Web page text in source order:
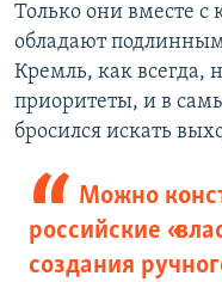
Только они вместе
обладают
Кремль, как всегда,
приоритеты, и в
бросился искать
Можно
российские
создания